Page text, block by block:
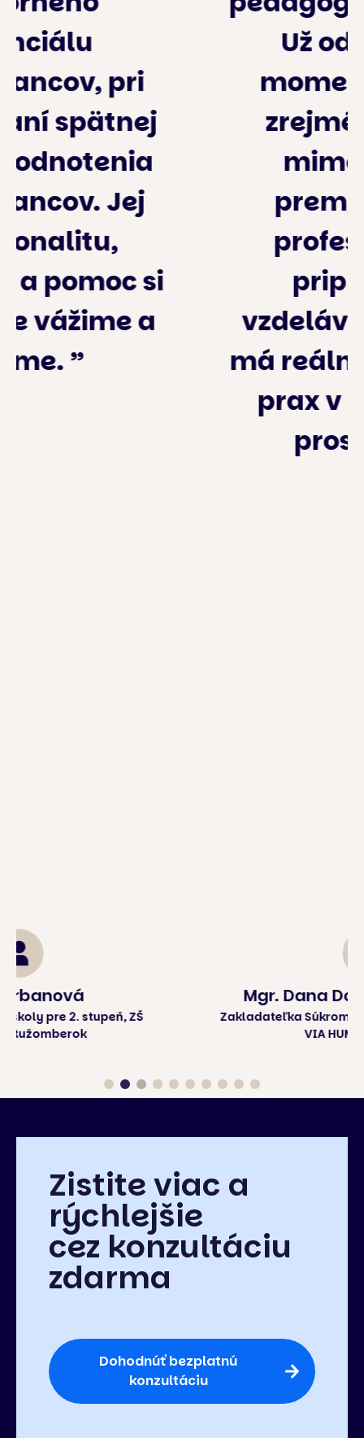
momentov bolo
zrejmé, že ide o
mimoriadne
premyslené a
profesionálne
pripravené
vzdelávanie, ktoré
má reálny dopad na
prax v školskom
Mgr. Dana Dorothea Mikulová
Zakladateľka Súkromnej strednej odbornej školy
Zistite viac a
rýchlejšie
cez konzultáciu
zdarma
Dohodnúť bezplatnú
konzultáciu